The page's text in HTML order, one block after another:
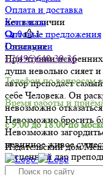
Оплата и доставка
Контакты
Оптовые предложения
Госзакупки
+7(495)640-39-36
Телефон по вопросам
Время работы и
с 9:00 до 18:00 по
Издательский дом
нет в наличии
0
1
Описание
При чтении
душа невольно сияет
автор преподаёт
себе Человека. Он
невозможно
Невозможно бросить
Невозможно
невинное живое
Бесценный дар
небольших рассказах.